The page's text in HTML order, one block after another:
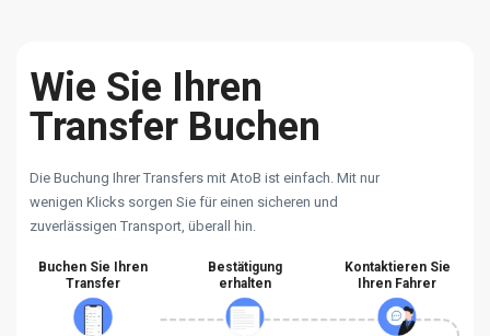
Wie Sie Ihren
Transfer Buchen
Die Buchung Ihrer Transfers mit AtoB ist einfach. Mit nur
wenigen Klicks sorgen Sie für einen sicheren und
zuverlässigen Transport, überall hin.
Buchen Sie Ihren
Transfer
Bestätigung
erhalten
Kontaktieren Sie
Ihren Fahrer